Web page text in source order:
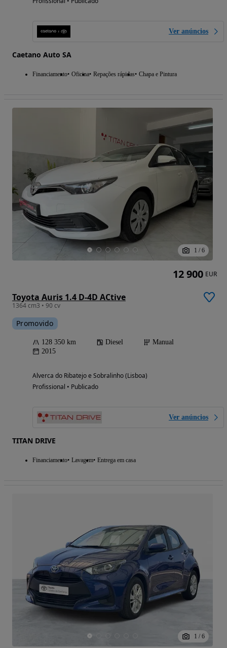
Ver anúncios
Caetano Auto SA
Financiamento Oficina Repações rápidas Chapa e Pintura
1 / 6
Toyota Auris 1.4 D-4D ACtive
1364 cm3 • 90 cv
Promovido
128 350 km Diesel
Manual
2015
Alverca do Ribatejo e Sobralinho (Lisboa)
Profissional • Publicado
Ver anúncios
TITAN DRIVE
Financiamento Lavagem Entrega em casa
12 900 EUR
1 / 6